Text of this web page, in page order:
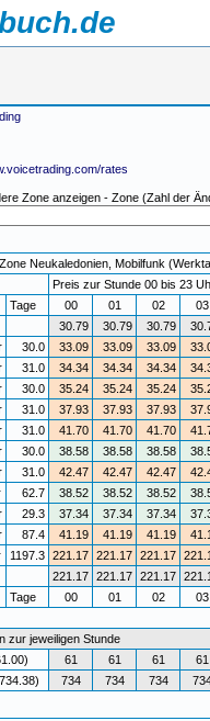
rates
Zone anzeigen - Zone (Zahl der
Neukaledonien, Mobilfunk
Preis zur Stunde 00 bis 23
Tage 00 01 02
30.79
30.79 30.79
30.0 33.09 33.09 33.09
31.0 34.34 34.34 34.34
30.0 35.24 35.24 35.24
31.0 37.93 37.93 37.93
31.0 41.70 41.70 41.70
30.0 38.58 38.58 38.58
31.0 42.47 42.47 42.47
62.7 38.52 38.52 38.52
29.3 37.34 37.34 37.34
87.4 41.19 41.19 41.19
1197.3 221.17 221.17 221.17
221.17 221.17 221.17
Tage 00 01 02
zur jeweiligen Stunde
61 61 61
61
734 734 734